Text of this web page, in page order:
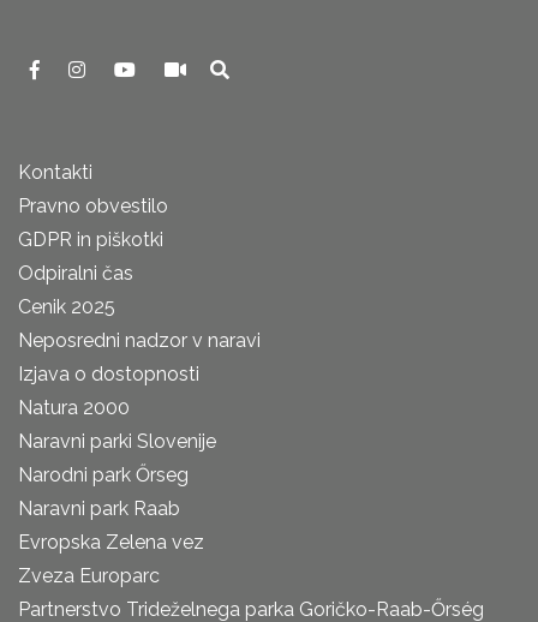
Kontakti
Pravno obvestilo
GDPR in piškotki
Odpiralni čas
Cenik 2025
Neposredni nadzor v naravi
Izjava o dostopnosti
Natura 2000
Naravni parki Slovenije
Narodni park Őrseg
Naravni park Raab
Evropska Zelena vez
Zveza Europarc
Partnerstvo Trideželnega parka Goričko-Raab-Őrség